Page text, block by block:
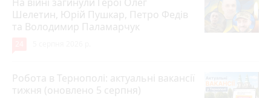
Шелетин, Юрій Пушкар, Петро Федів
та Володимир Паламарчук
Робота в Тернополі: актуальні вакансії
тижня (оновлено 5 серпня)